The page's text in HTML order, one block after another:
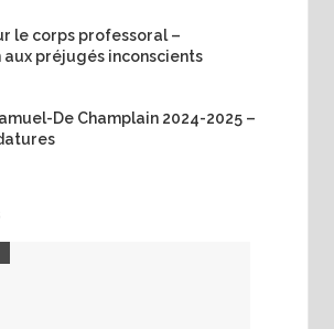
le corps professoral –
préjugés inconscients
De Champlain 2024-2025 –